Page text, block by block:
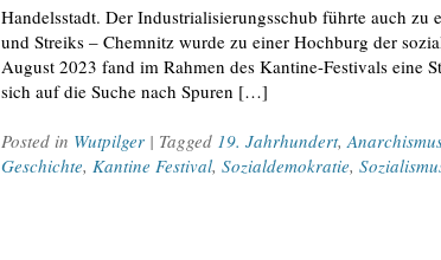
Handelsstadt. Der Industrialisierungsschub führte auch
und Streiks – Chemnitz wurde zu einer Hochburg der
August 2023 fand im Rahmen des Kantine-Festivals eine
sich auf die Suche nach Spuren […]
Posted in Wutpilger | Tagged 19. Jahrhundert,
Geschichte, Kantine Festival, Sozialdemokratie,